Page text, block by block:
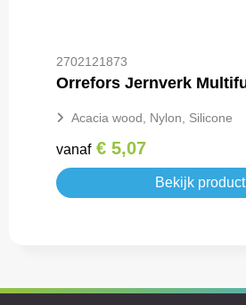
2702121873
Acacia wood, Nylon, Silicone
vanaf € 5,07
Bekijk product